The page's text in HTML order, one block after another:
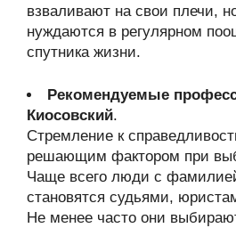
взваливают на свои плечи,
нуждаются в регулярном
спутника жизни.
Рекомендуемые
Киосовский.
Стремление к
решающим фактором при
Чаще всего люди с
становятся судьями,
Не менее часто они